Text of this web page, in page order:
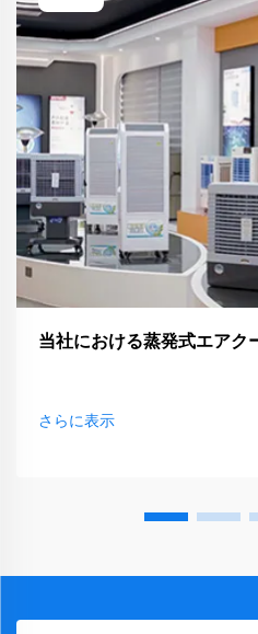
当社における蒸発式エアク
さらに表示